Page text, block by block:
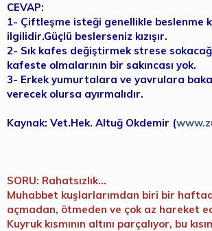
CEVAP:
1- Çiftleşme isteği genellikle beslenme
ilgilidir.Güçlü beslerseniz kızışır.
2- Sık kafes değiştirmek strese
kafeste olmalarının bir sakıncası yok.
3- Erkek yumurtalara ve yavrulara
verecek olursa ayırmalıdır.
Kaynak: Vet.Hek. Altuğ Okdemir (
SORU: Rahatsızlık...
Muhabbet kuşlarlarımdan biri bir
açmadan, ötmeden ve çok az hareket
Kuyruk kısmının altını parçalıyor, bu